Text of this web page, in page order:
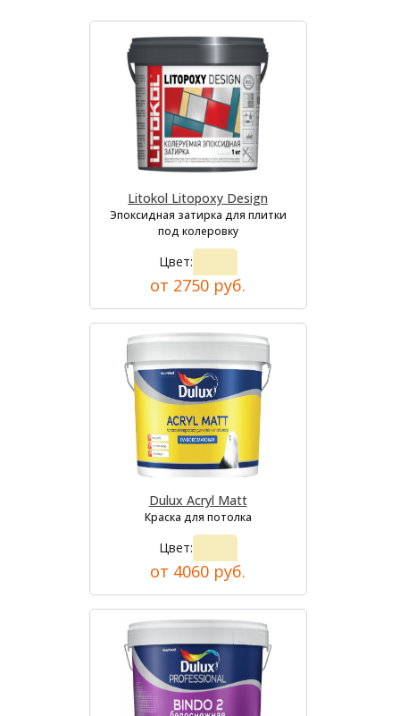
Litokol Litopoxy Design
Эпоксидная затирка для плитки
под колеровку
Цвет:
от 2750 руб.
Dulux Acryl Matt
Краска для потолка
Цвет:
от 4060 руб.